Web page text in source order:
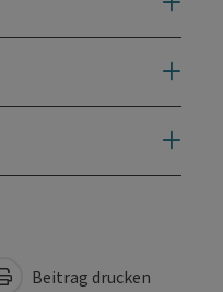
Beitrag drucken